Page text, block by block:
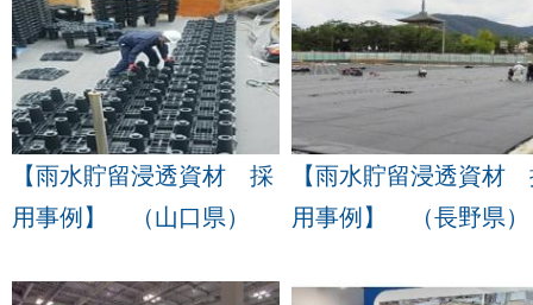
【雨水貯留浸透資材 採
用事例】 （山口県）
【雨水貯留浸透資材
用事例】 （長野県）